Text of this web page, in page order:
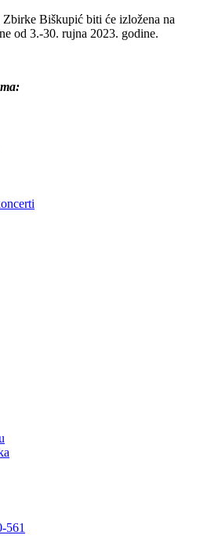
Biškupić biti će izložena na
od 3.-30. rujna 2023. godine.
561